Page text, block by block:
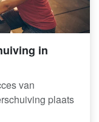
in
van
plaats